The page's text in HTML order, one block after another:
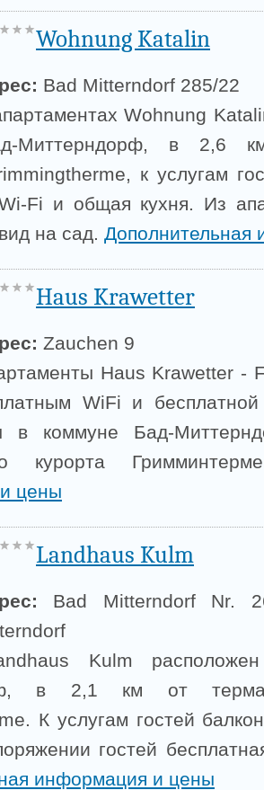
Wohnung Katalin
Bad Mitterndorf 285/22
Wohnung
Миттерндорф, в 2,6
к услугам
Fi и общая кухня. Из
на сад.
Haus Krawetter
Zauchen 9
Haus Krawetter -
WiFi и бесплатной
в коммуне Бад-
курорта
цены
Landhaus Kulm
Bad Mitterndorf Nr.
Kulm
в 2,1 км от
К услугам гостей
гостей
информация и цены